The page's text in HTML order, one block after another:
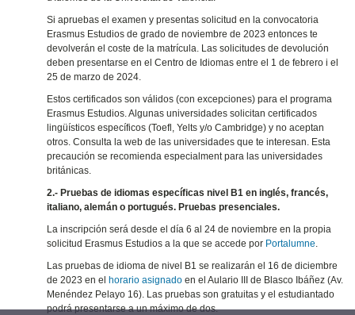
Si apruebas el examen y presentas solicitud en la convocatoria
Erasmus Estudios de grado de noviembre de 2023 entonces te
devolverán el coste de la matrícula. Las solicitudes de devolución
deben presentarse en el Centro de Idiomas entre el 1 de febrero i el
25 de marzo de 2024.
Estos certificados son válidos (con excepciones) para el programa
Erasmus Estudios. Algunas universidades solicitan certificados
lingüísticos específicos (Toefl, Yelts y/o Cambridge) y no aceptan
otros. Consulta la web de las universidades que te interesan. Esta
precaución se recomienda especialment para las universidades
británicas.
2.- Pruebas de idiomas específicas nivel B1 en inglés, francés,
italiano, alemán o portugués. Pruebas presenciales.
La inscripción será desde el día 6 al 24 de noviembre en la propia
solicitud Erasmus Estudios a la que se accede por Portalumne
Las pruebas de idioma de nivel B1 se realizarán el 16 de diciembre
de 2023 en elhorario asignado en el Aulario III de Blasco Ibáñez (Av.
Menéndez Pelayo 16). Las pruebas son gratuitas y el estudiantado
podrá presentarse a un máximo de dos.